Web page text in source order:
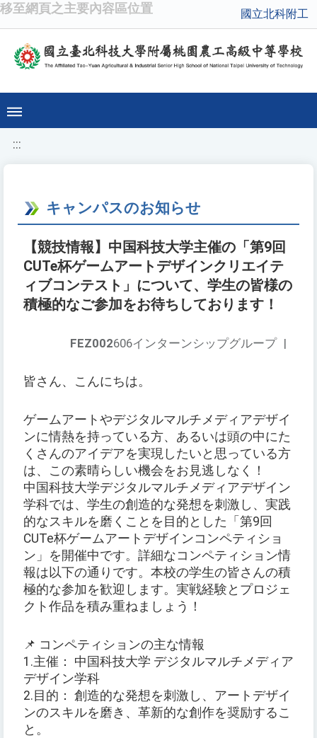
移至網頁之主要內容區位置 國立北科附工
:::
キャンパスのお知らせ
【競技情報】中国科技大学主催の「第9回
CUTe杯ゲームアートデザインクリエイテ
ィブコンテスト」について、学生の皆様の
積極的なご参加をお待ちしております！
FEZ002606インターンシップグループ |
皆さん、こんにちは。
ゲームアートやデジタルマルチメディアデザイ
ンに情熱を持っている方、あるいは頭の中にた
くさんのアイデアを実現したいと思っている方
は、この素晴らしい機会をお見逃しなく！
中国科技大学デジタルマルチメディアデザイン
学科では、学生の創造的な発想を刺激し、実践
的なスキルを磨くことを目的とした「第9回
CUTe杯ゲームアートデザインコンペティショ
ン」を開催中です。詳細なコンペティション情
報は以下の通りです。本校の学生の皆さんの積
極的な参加を歓迎します。実戦経験とプロジェ
クト作品を積み重ねましょう！
📌 コンペティションの主な情報
1.主催： 中国科技大学 デジタルマルチメディア
デザイン学科
2.目的： 創造的な発想を刺激し、アートデザイ
ンのスキルを磨き、革新的な創作を奨励するこ
と。